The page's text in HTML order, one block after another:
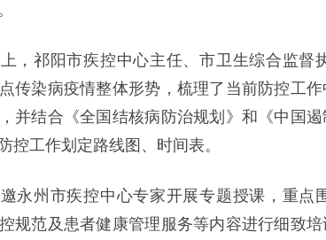
，祁阳市疾控中心主任、市卫生综合监督
传染病疫情整体形势，梳理了当前防控工
并结合《全国结核病防治规划》和《中国
控工作划定路线图、时间表。
永州市疾控中心专家开展专题授课，重点
规范及患者健康管理服务等内容进行细致